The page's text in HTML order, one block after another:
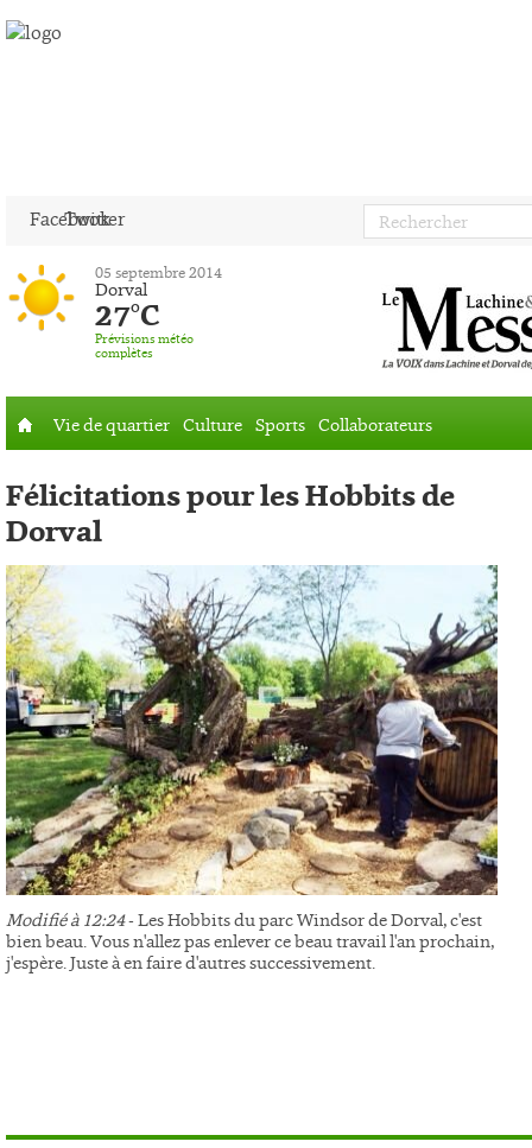
Facebook
Twitter
05 septembre 2014
Dorval
27°C
Prévisions météo
complètes
Vie de quartier Culture Sports Collaborateurs
Félicitations pour les Hobbits de
Dorval
Modifié à 12:24- Les Hobbits du parc Windsor de Dorval, c'est
bien beau. Vous n'allez pas enlever ce beau travail l'an prochain,
j'espère. Juste à en faire d'autres successivement.